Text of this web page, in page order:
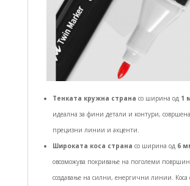
Тенката кружна страна со ширина од 1
идеална за фини детали и контури, совршена
прецизни линии и акценти.
Широката коса страна со ширина од 6
овозможува покривање на поголеми
создавање на силни, енергични линии. Коса